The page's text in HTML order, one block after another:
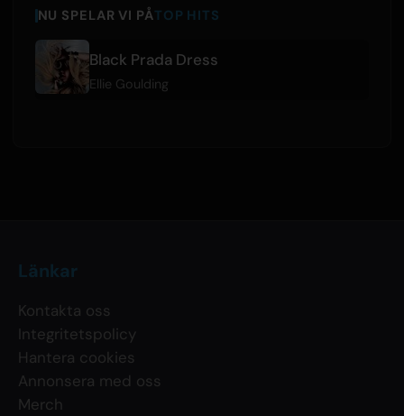
NU SPELAR VI PÅTOP HITS
Black Prada Dress
Ellie Goulding
Länkar
Kontakta oss
Integritetspolicy
Hantera cookies
Annonsera med oss
Merch